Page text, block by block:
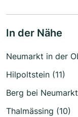
In der Nähe
Neumarkt in der
Hilpoltstein (11)
Berg bei
Thalmässing (10)